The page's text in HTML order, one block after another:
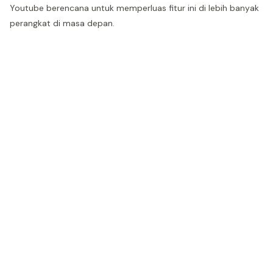
Youtube berencana untuk memperluas fitur ini di lebih banyak
perangkat di masa depan.